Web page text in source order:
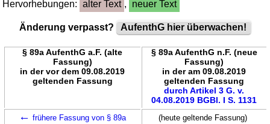
Hervorhebungen: alter Text , neuer Text
Änderung verpasst? AufenthG hier überwachen!
§ 89a AufenthG a.F. (alte
Fassung)
in der vor dem 09.08.2019
geltenden Fassung
§ 89a AufenthG n.F. (neue
Fassung)
in der am 09.08.2019
geltenden Fassung
durch Artikel 3 G. v.
04.08.2019 BGBl. I S. 1131
← frühere Fassung von § 89a (heute geltende Fassung)